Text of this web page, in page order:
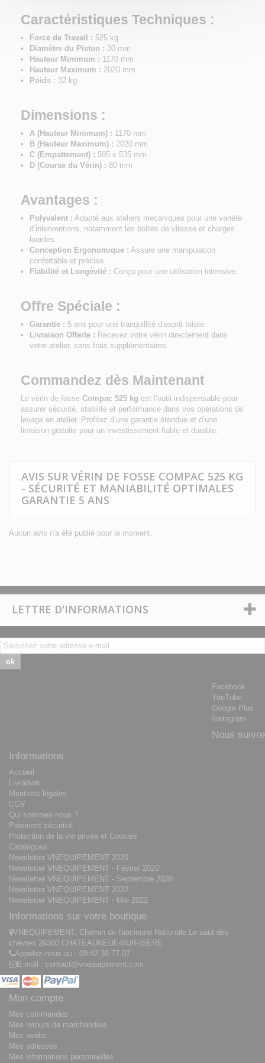
Caractéristiques Techniques :
Force de Travail : 525 kg
Diamètre du Piston : 30 mm
Hauteur Minimum : 1170 mm
Hauteur Maximum : 2020 mm
Poids : 32 kg
Dimensions :
A (Hauteur Minimum) : 1170 mm
B (Hauteur Maximum) : 2020 mm
C (Empattement) : 595 x 535 mm
D (Course du Vérin) : 80 mm
Avantages :
Polyvalent : Adapté aux ateliers mécaniques pour une variété
d’interventions, notamment les boîtes de vitesse et charges
lourdes.
Conception Ergonomique : Assure une manipulation
confortable et précise.
Fiabilité et Longévité : Conçu pour une utilisation intensive.
Offre Spéciale :
Garantie : 5 ans pour une tranquillité d’esprit totale.
Livraison Offerte : Recevez votre vérin directement dans
votre atelier, sans frais supplémentaires.
Commandez dès Maintenant
Le vérin de fosse Compac 525 kg est l’outil indispensable pour
assurer sécurité, stabilité et performance dans vos opérations de
levage en atelier. Profitez d’une garantie étendue et d’une
livraison gratuite pour un investissement fiable et durable.
AVIS SUR VÉRIN DE FOSSE COMPAC 525 KG
- SÉCURITÉ ET MANIABILITÉ OPTIMALES
GARANTIE 5 ANS
Aucun avis n'a été publié pour le moment.
LETTRE D'INFORMATIONS
ok
Facebook
YouTube
Google Plus
Instagram
Nous suivre
Informations
Accueil
Livraison
Mentions légales
CGV
Qui sommes nous ?
Paiement sécurisé
Protection de la vie privée et Cookies
Catalogues
Newsletter VNEQUIPEMENT 2020
Newsletter VNEQUIPEMENT - Février 2020
Newsletter VNEQUIPEMENT - Septembre 2020
Newsletter VNEQUIPEMENT 2022
Newsletter VNEQUIPEMENT - Mai 2022
Informations sur votre boutique
VNEQUIPEMENT, Chemin de l'ancienne Nationale Le saut des
chèvres 26300 CHATEAUNEUF-SUR-ISERE
Appelez-nous au : 09 82 30 77 07
E-mail : contact@vnequipement.com
Mon compte
Mes commandes
Mes retours de marchandise
Mes avoirs
Mes adresses
Mes informations personnelles